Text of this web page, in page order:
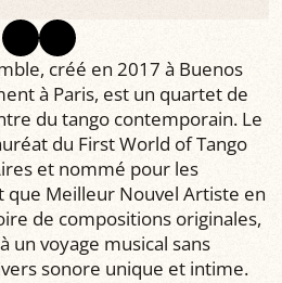
créé en 2017 à Buenos
à Paris, est un quartet de
du tango contemporain. Le
du First World of Tango
et nommé pour les
que Meilleur Nouvel Artiste en
de compositions originales,
un voyage musical sans
sonore unique et intime.